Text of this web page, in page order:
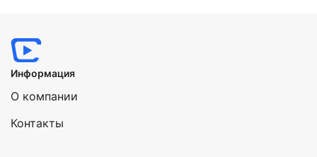
Информация
О компании
Контакты